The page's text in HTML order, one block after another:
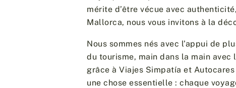
mérite d’être vécue avec
Mallorca, nous vous invitons à la
Nous sommes nés avec l’appui de
du tourisme, main dans la main avec
grâce à Viajes Simpatía et
une chose essentielle : chaque